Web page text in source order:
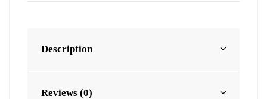
Description
Reviews (0)